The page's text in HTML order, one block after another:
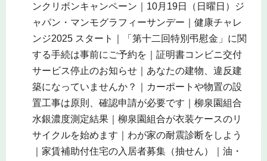
ンクリボンキャンペーン｜10月19日（日曜日）ジ
ャパン・マンモグラフィーサンデー｜健康チャレ
ンジ2025 スタート｜「第十二回特別弔慰金」に関
する手続は事前にご予約を｜証明書コンビニ交付
サービス停止のお知らせ｜あなたの建物、違反建
築になっていませんか？｜カーポートや物置の設
置工事は原則、確認申請が必要です｜柳泉園組合
水銀濃度測定結果｜柳泉園組合が衣装ケースのリ
サイクルを始めます｜わが家の耐震診断をしよう
｜家賃補助付住宅の入居者募集（抽せん）｜油・